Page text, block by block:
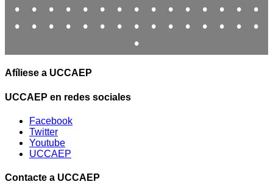
• • • • • • • • • • • • • •
•
•
• • • • • • • • • • • • •
•
•
Afíliese a UCCAEP
UCCAEP en redes sociales
Facebook
Twitter
Youtube
UCCAEP
Contacte a UCCAEP